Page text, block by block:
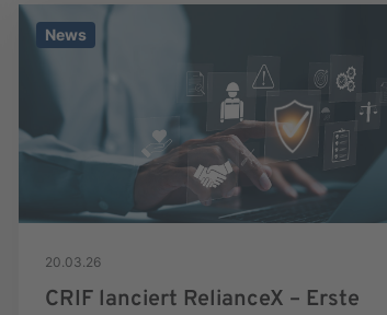
News
20.03.26
CRIF lanciert RelianceX – Erste